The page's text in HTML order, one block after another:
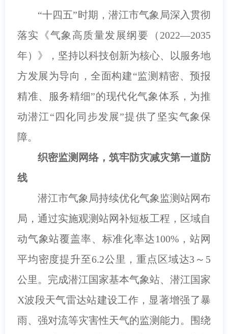
“十四五”时期，潜江市气象局深入贯彻
落实《气象高质量发展纲要（2022—2035
年）》，坚持以科技创新为核心、以服务地
方发展为导向，全面构建“监测精密、预报
精准、服务精细”的现代化气象体系，为推
动潜江“四化同步发展”提供了坚实气象保
障。
织密监测网络，筑牢防灾减灾第一道防
线
潜江市气象局持续优化气象监测站网布
局，通过实施观测站网补短板工程，区域自
动气象站覆盖率、标准化率达100%，站网
平均密度提升至6.2公里，重点区域达3～5
公里。完成潜江国家基本气象站、潜江国家
X波段天气雷达站建设工作，显著增强了暴
雨、强对流等灾害性天气的监测能力。围绕